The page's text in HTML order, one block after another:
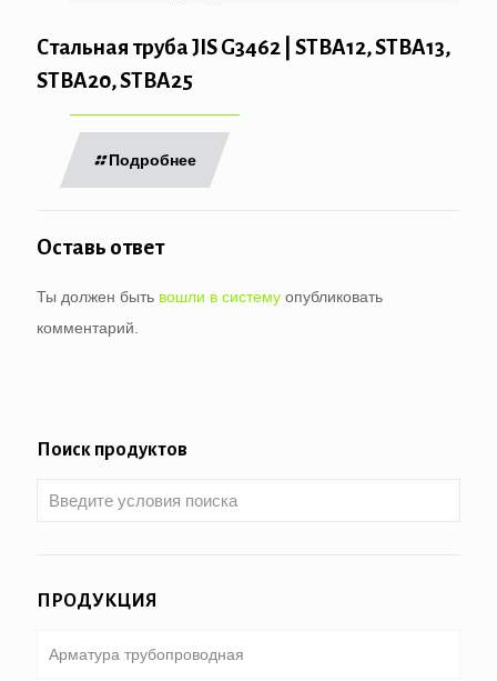
Стальная труба JIS G3462 | STBA12, STBA13,
STBA20, STBA25
Подробнее
Оставь ответ
Ты должен быть вошли в систему опубликовать
комментарий.
Поиск продуктов
ПРОДУКЦИЯ
Арматура трубопроводная